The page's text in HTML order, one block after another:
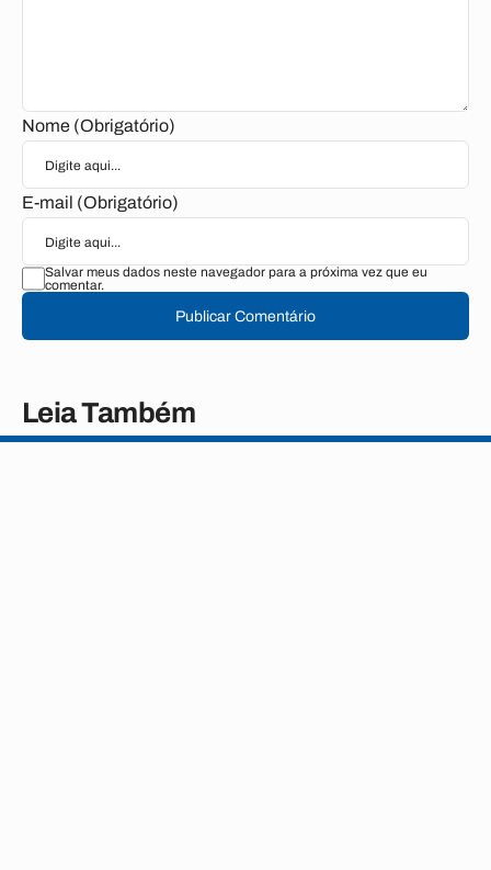
Nome (Obrigatório)
E-mail (Obrigatório)
Salvar meus dados neste navegador para a próxima vez que eu
comentar.
Publicar Comentário
Leia Também